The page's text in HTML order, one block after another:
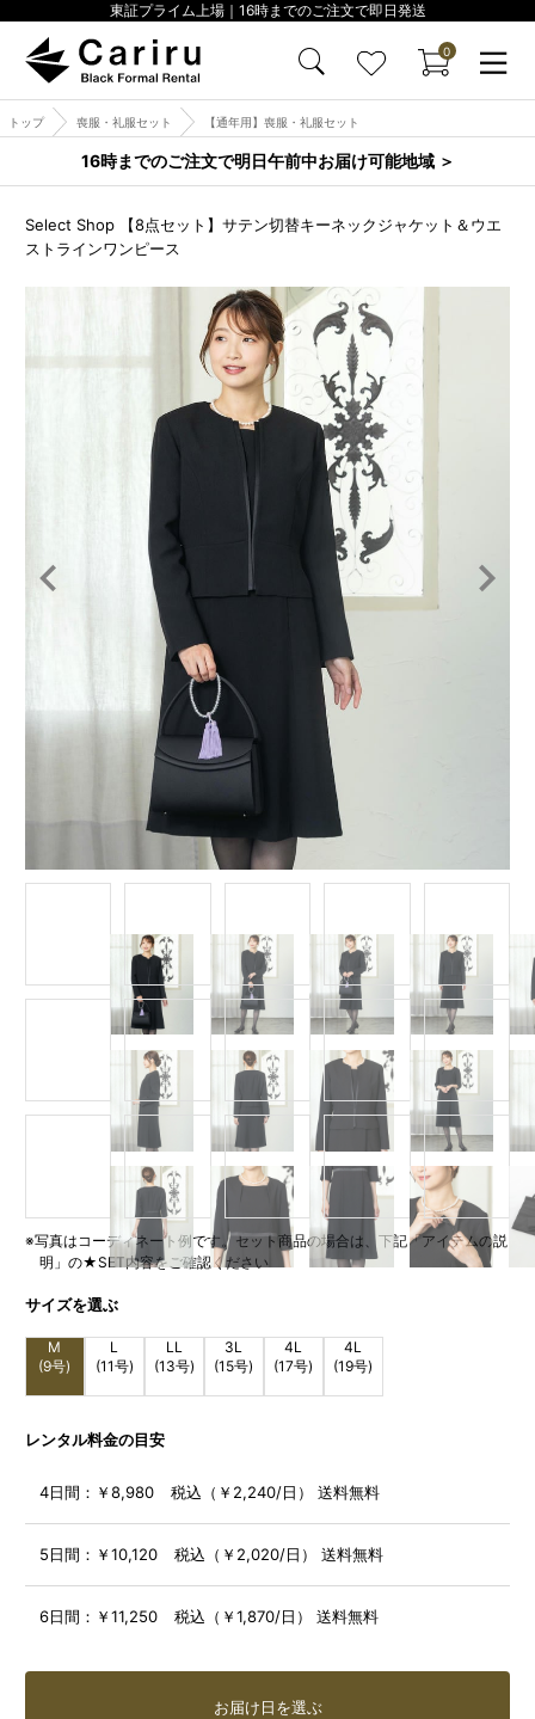
東証プライム上場｜16時までのご注文で即日発送
0
トップ 喪服・礼服セット 【通年用】喪服・礼服セット
16時までのご注文で明日午前中お届け可能地域 ＞
Select Shop 【8点セット】サテン切替キーネックジャケット＆ウエ
ストラインワンピース
Item
※写真はコーディネート例です。セット商品の場合は、下記「アイテムの説
明」の★SET内容をご確認ください
サイズを選ぶ
M
(9号)
L
(11号)
LL
(13号)
3L
(15号)
4L
(17号)
4L
(19号)
レンタル料金の目安
4日間： ￥8,980 税込（￥2,240/日） 送料無料
5日間： ￥10,120 税込（￥2,020/日） 送料無料
6日間： ￥11,250 税込（￥1,870/日） 送料無料
お届け日を選ぶ